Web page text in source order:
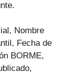
Nombre
Fecha de
BORME,